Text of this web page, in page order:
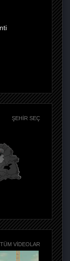
ŞEHIR SEÇ
TÜM VIDEOLAR